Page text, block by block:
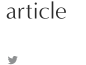
article